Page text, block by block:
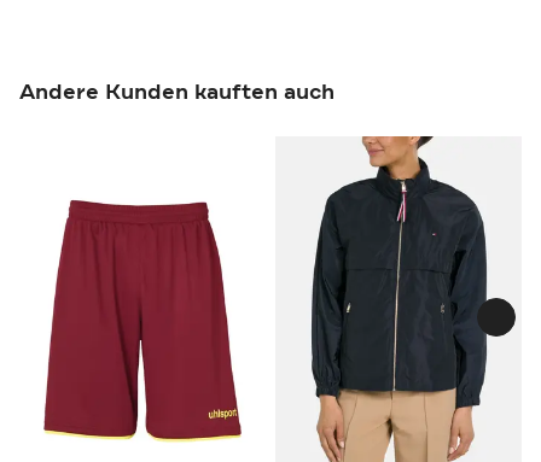
Andere Kunden kauften auch